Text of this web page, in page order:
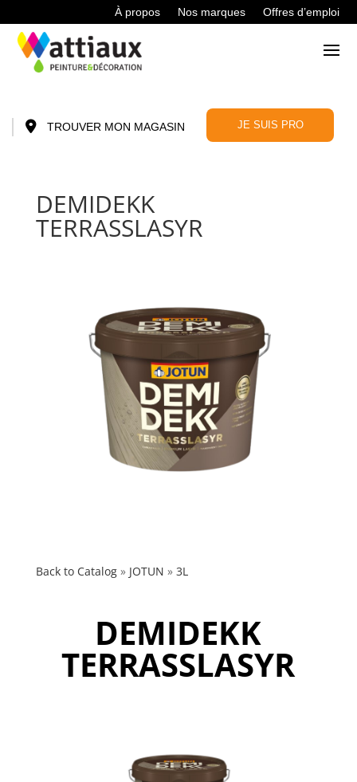
À propos Nos marques Offres d’emploi
TROUVER MON MAGASIN JE SUIS PRO
DEMIDEKK
TERRASSLASYR
Back to Catalog JOTUN 3L
DEMIDEKK
TERRASSLASYR